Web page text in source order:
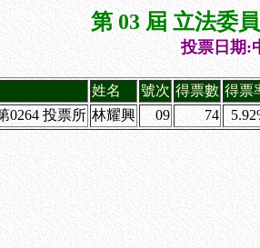
第 03 屆 立法委
投票日期:
姓名 號次 得票數 得票
0264 投票所 林耀興 09 74